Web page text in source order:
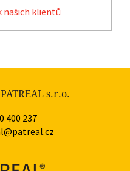
našich klientů
s.r.o.
400 237